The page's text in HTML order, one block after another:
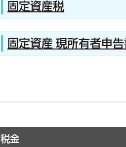
固定資産税
固定資産 現所有者申
税金